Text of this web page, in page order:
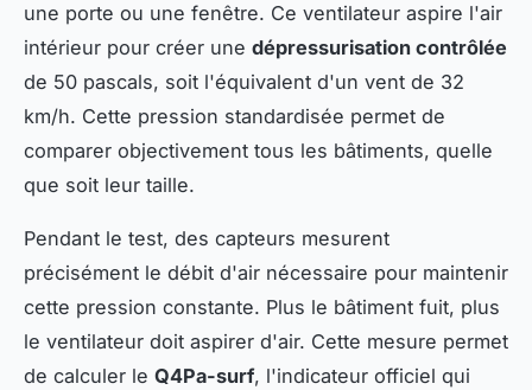
une porte ou une fenêtre. Ce ventilateur aspire l'air
intérieur pour créer une dépressurisation contrôlée
de 50 pascals, soit l'équivalent d'un vent de 32
km/h. Cette pression standardisée permet de
comparer objectivement tous les bâtiments, quelle
que soit leur taille.
Pendant le test, des capteurs mesurent
précisément le débit d'air nécessaire pour maintenir
cette pression constante. Plus le bâtiment fuit, plus
le ventilateur doit aspirer d'air. Cette mesure permet
de calculer le Q4Pa-surf, l'indicateur officiel qui